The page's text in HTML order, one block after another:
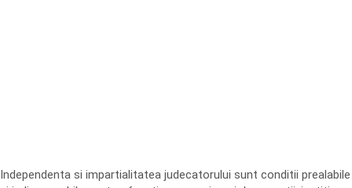
Independenta si impartialitatea judecatorului sunt conditii prealabile